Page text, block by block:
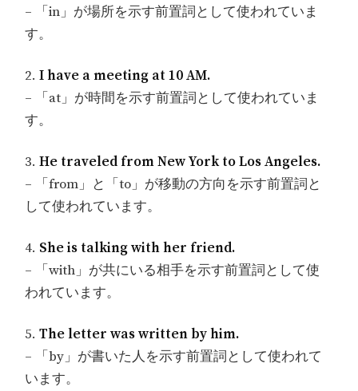
– 「in」が場所を示す前置詞として使われていま
す。
2. I have a meeting at 10 AM.
– 「at」が時間を示す前置詞として使われていま
す。
3.He traveled from New York to Los Angeles.
– 「from」と「to」が移動の方向を示す前置詞と
して使われています。
4. She is talking with her friend.
– 「with」が共にいる相手を示す前置詞として使
われています。
5. The letter was written by him.
– 「by」が書いた人を示す前置詞として使われて
います。